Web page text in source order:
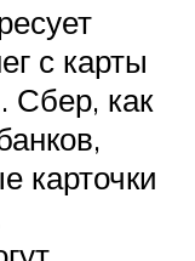
с карты
Сбер, как
карточки